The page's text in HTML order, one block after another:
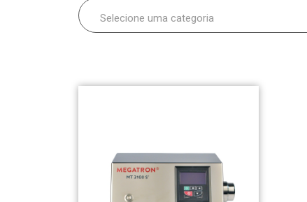
Selecione uma categoria